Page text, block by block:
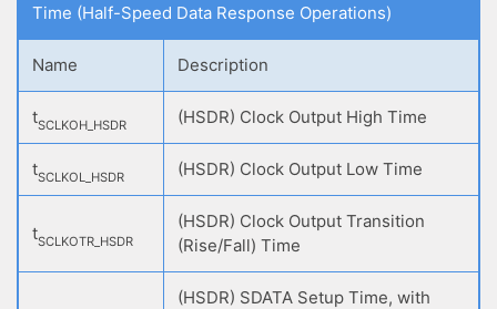
Time (Half-Speed Data Response Operations)
Name Description
tSCLKOH_HSDR (HSDR) Clock Output High Time
tSCLKOL_HSDR (HSDR) Clock Output Low Time
tSCLKOTR_HSDR
(HSDR) Clock Output Transition
(Rise/Fall) Time
(HSDR) SDATA Setup Time, with